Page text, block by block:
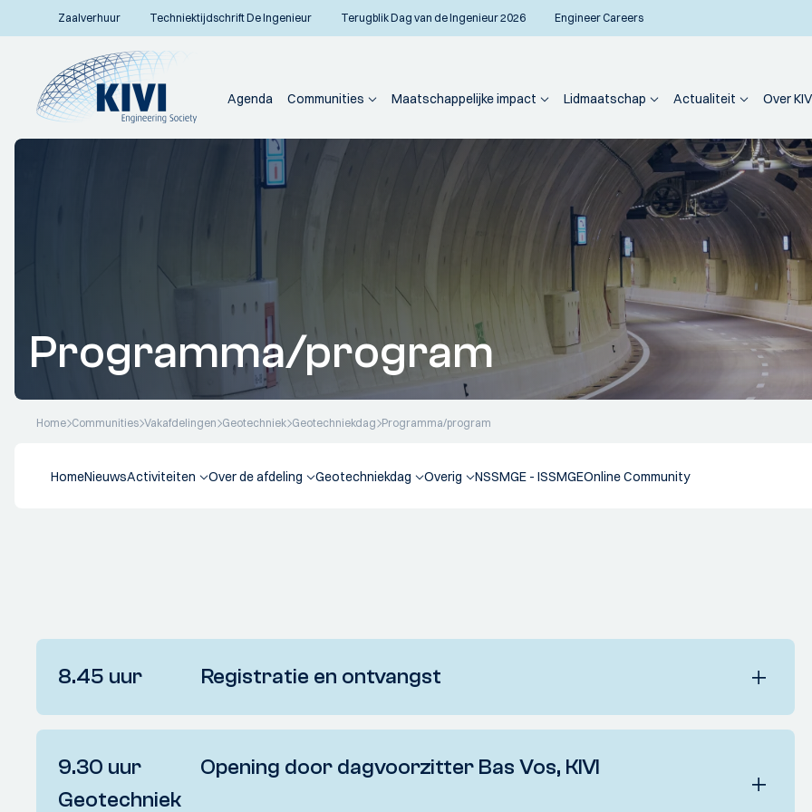
Zaalverhuur Techniektijdschrift De Ingenieur Terugblik Dag van de Ingenieur 2026 Engineer Careers
Agenda Communities Maatschappelijke impact Lidmaatschap Actualiteit Over
Programma/program
Home Communities Vakafdelingen Geotechniek Geotechniekdag Programma/program
HomeNieuwsActiviteiten Over de afdeling Geotechniekdag Overig NSSMGE - ISSMGEOnline Community
8.45 uur Registratie en ontvangst
9.30 uur Opening door dagvoorzitter Bas Vos, KIVI
Geotechniek